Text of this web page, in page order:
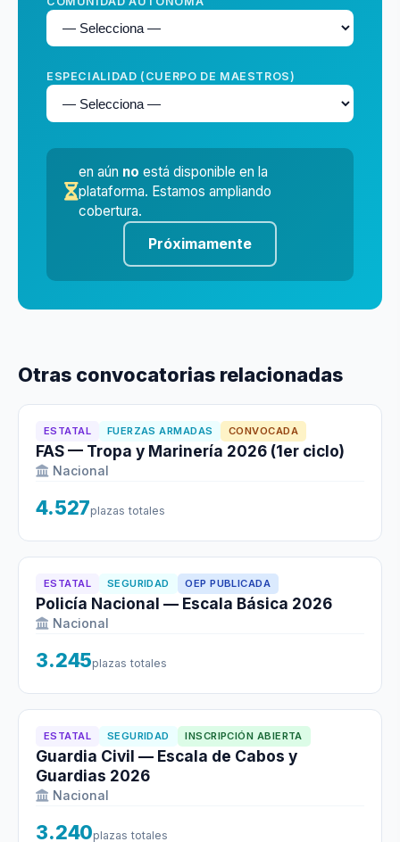
ESPECIALIDAD (CUERPO DE MAESTROS)
en aún no está disponible en la
plataforma. Estamos ampliando
cobertura.
Próximamente
Otras convocatorias relacionadas
ESTATAL FUERZAS ARMADAS CONVOCADA
FAS — Tropa y Marinería 2026 (1er ciclo)
Nacional
4.527plazas totales
ESTATAL SEGURIDAD OEP PUBLICADA
Policía Nacional — Escala Básica 2026
Nacional
3.245plazas totales
ESTATAL SEGURIDAD INSCRIPCIÓN ABIERTA
Guardia Civil — Escala de Cabos y
Guardias 2026
Nacional
3.240plazas totales